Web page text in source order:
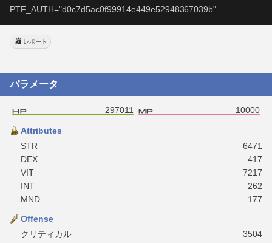
PTF_AUTH="d0c7d5ac0f99914e449e52948367039b"
レポート
パラメータ
297011 10000
Attributes
STR
6471
DEX
417
VIT
7217
INT
262
MND
177
Offense
クリティカル
3504